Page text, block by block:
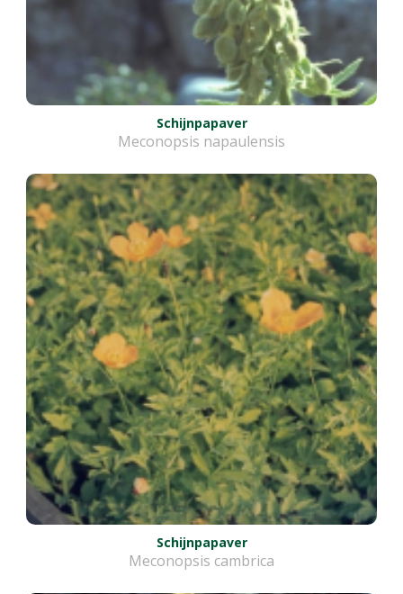
Schijnpapaver
Meconopsis napaulensis
Schijnpapaver
Meconopsis cambrica